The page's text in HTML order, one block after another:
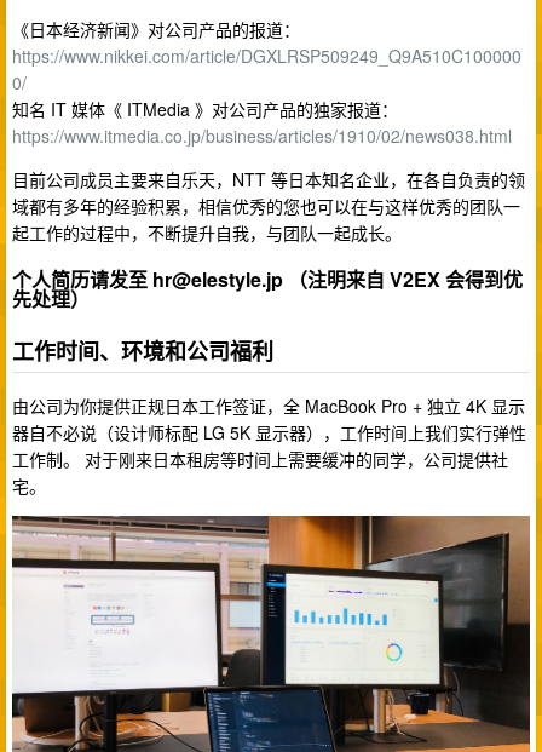
《日本经济新闻》对公司产品的报道：
https://www.nikkei.com/article/DGXLRSP509249_Q9A510C100000
0/
知名 IT 媒体《 ITMedia 》对公司产品的独家报道：
https://www.itmedia.co.jp/business/articles/1910/02/news038.html
目前公司成员主要来自乐天，NTT 等日本知名企业，在各自负责的领
域都有多年的经验积累，相信优秀的您也可以在与这样优秀的团队一
起工作的过程中，不断提升自我，与团队一起成长。
个人简历请发至 hr@elestyle.jp （注明来自 V2EX 会得到优
先处理）
工作时间、环境和公司福利
由公司为你提供正规日本工作签证，全 MacBook Pro + 独立 4K 显示
器自不必说（设计师标配 LG 5K 显示器），工作时间上我们实行弹性
工作制。 对于刚来日本租房等时间上需要缓冲的同学，公司提供社
宅。